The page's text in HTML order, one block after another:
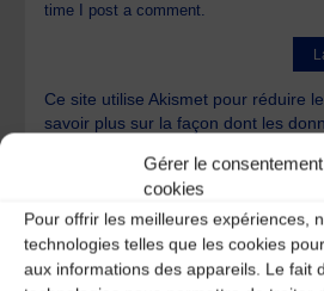
Gérer le
cookies
Pour offrir les meilleures expériences,
technologies telles que les cookies
aux informations des appareils. Le fait
time I post a comment.
Ce site utilise Akismet pour réduire
savoir plus sur la façon dont les